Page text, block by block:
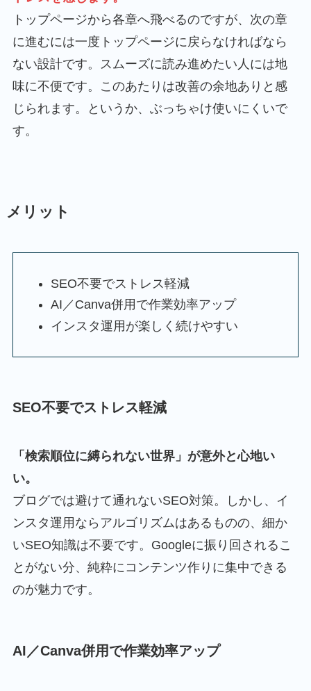
トップページから各章へ飛べるのですが、次の章
に進むには一度トップページに戻らなければなら
ない設計です。スムーズに読み進めたい人には地
味に不便です。このあたりは改善の余地ありと感
じられます。というか、ぶっちゃけ使いにくいで
す。
メリット
SEO不要でストレス軽減
AI／Canva併用で作業効率アップ
インスタ運用が楽しく続けやすい
SEO不要でストレス軽減
「検索順位に縛られない世界」が意外と心地い
い。
ブログでは避けて通れないSEO対策。しかし、イ
ンスタ運用ならアルゴリズムはあるものの、細か
いSEO知識は不要です。Googleに振り回されるこ
とがない分、純粋にコンテンツ作りに集中できる
のが魅力です。
AI／Canva併用で作業効率アップ